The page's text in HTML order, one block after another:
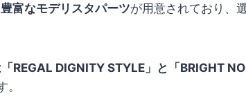
富なモデリスタパーツが用意されており、
REGAL DIGNITY STYLE」と「BRIGHT